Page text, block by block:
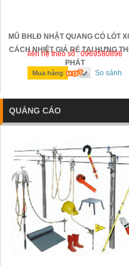
MŨ BHLĐ NHẬT QUANG CÓ LÓT
CÁCH NHIỆT GIÁ RẺ TẠI HƯNG
PHÁT
liên hệ theo số : 0969580896
Mua hàng So sánh
QUẢNG CÁO